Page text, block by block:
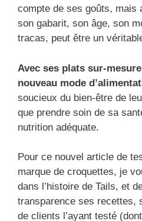
compte de ses goûts, mais
son gabarit, son âge, son
tracas, peut être un
Avec ses plats sur-
nouveau mode
soucieux du bien-être de
que prendre soin de sa
nutrition adéquate.
Pour ce nouvel article de
marque de croquettes, je
dans l’histoire de Tails, et
transparence ses recettes,
de clients l’ayant testé